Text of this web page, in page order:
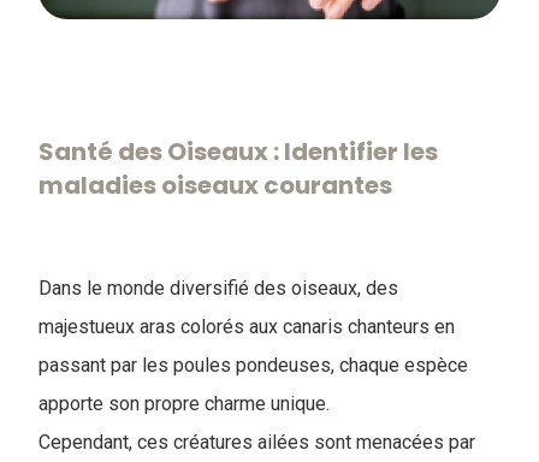
Santé des Oiseaux : Identifier les
maladies oiseaux courantes
Dans le monde diversifié des oiseaux, des
majestueux aras colorés aux canaris chanteurs en
passant par les poules pondeuses, chaque espèce
apporte son propre charme unique.
Cependant, ces créatures ailées sont menacées par